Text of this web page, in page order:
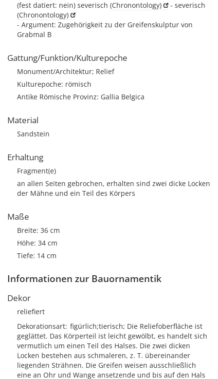
(fest datiert: nein) severisch (Chronontology)
- severisch
(Chronontology)
- Argument: Zugehörigkeit zu der Greifenskulptur von
Grabmal B
Gattung/Funktion/Kulturepoche
Monument/Architektur; Relief
Kulturepoche: römisch
Antike Römische Provinz: Gallia Belgica
Material
Sandstein
Erhaltung
Fragment(e)
an allen Seiten gebrochen, erhalten sind zwei dicke Locken
der Mähne und ein Teil des Körpers
Maße
Breite: 36 cm
Höhe: 34 cm
Tiefe: 14 cm
Informationen zur Bauornamentik
Dekor
reliefiert
Dekorationsart figürlich;tierisch; Die Reliefoberfläche ist
geglättet. Das Körperteil ist leicht gewölbt, es handelt sich
vermutlich um einen Teil des Halses. Die zwei dicken
Locken bestehen aus schmaleren, z. T. übereinander
liegenden Strähnen. Die Greifen weisen ausschließlich
eine an Ohr und Wange ansetzende und bis auf den Hals